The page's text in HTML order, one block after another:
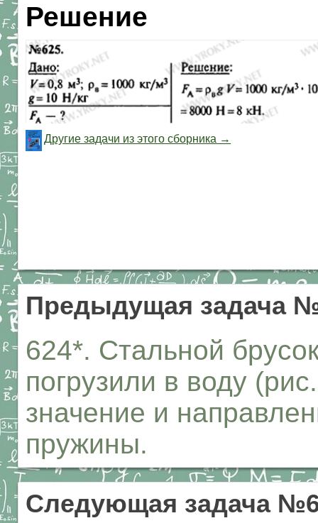
Решение
Другие задачи из этого сборника →
Предыдущая задача
624*. Стальной
погрузили в воду
значение и
пружины.
Следующая задача